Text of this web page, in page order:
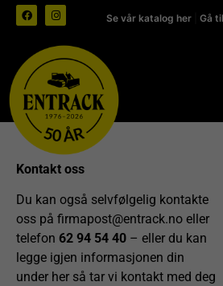
Se vår katalog her Gå
Kontakt oss
Du kan også selvfølgelig kontakte
oss på firmapost@entrack.no eller
telefon 62 94 54 40 – eller du kan
legge igjen informasjonen din
under her så tar vi kontakt med deg